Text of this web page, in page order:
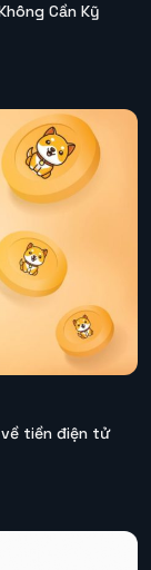
Cần Kỹ
về tiền điện tử